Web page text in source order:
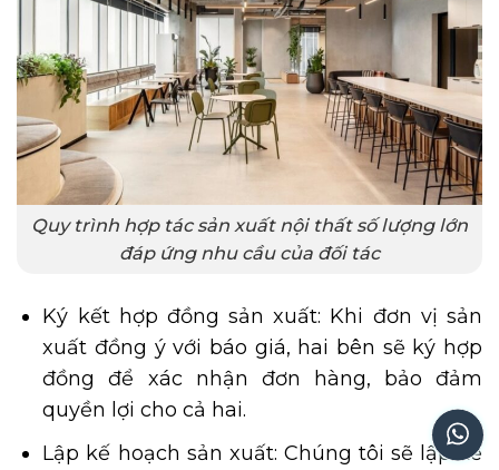
Quy trình hợp tác sản xuất nội thất số lượng lớn
đáp ứng nhu cầu của đối tác
Ký kết hợp đồng sản xuất: Khi đơn vị sản
xuất đồng ý với báo giá, hai bên sẽ ký hợp
đồng để xác nhận đơn hàng, bảo đảm
quyền lợi cho cả hai.
Lập kế hoạch sản xuất: Chúng tôi sẽ lập kế